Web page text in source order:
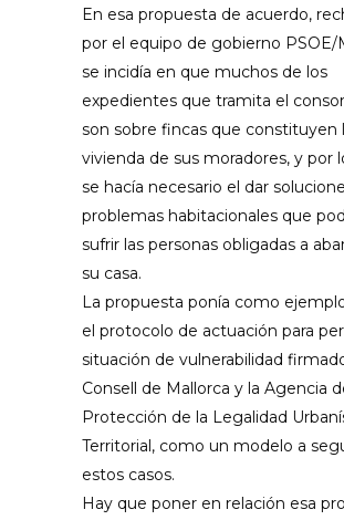
En esa propuesta de acuerdo,
por el equipo de gobierno PSOE/
se incidía en que muchos de los
expedientes que tramita el
son sobre fincas que constituyen
vivienda de sus moradores, y por
se hacía necesario el dar
problemas habitacionales que
sufrir las personas obligadas a
su casa.
La propuesta ponía como
el protocolo de actuación para
situación de vulnerabilidad
Consell de Mallorca y la Agencia
Protección de la Legalidad
Territorial, como un modelo a
estos casos.
Hay que poner en relación esa